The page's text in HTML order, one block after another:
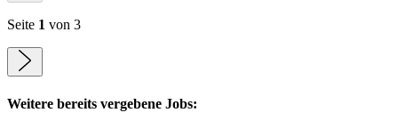
Seite 1 von 3
Weitere bereits vergebene Jobs: